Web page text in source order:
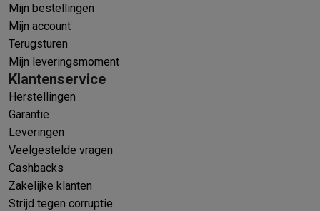
Mijn bestellingen
Mijn account
Terugsturen
Mijn leveringsmoment
Klantenservice
Herstellingen
Garantie
Leveringen
Veelgestelde vragen
Cashbacks
Zakelijke klanten
Strijd tegen corruptie